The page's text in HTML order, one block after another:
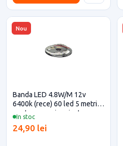
Nou
In stoc
Banda LED 4.8W/M 12v
6400k (rece) 60 led 5 metri
pentru casa si proiecte
24,90 lei